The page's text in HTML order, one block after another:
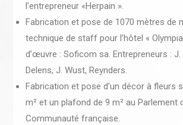
l’entrepreneur «Herpain ».
Fabrication et pose de 1070 mètres de
technique de staff pour l’hôtel «
d’œuvre : Soficom sa. Entrepreneurs : J.
Delens, J. Wust, Reynders.
Fabrication et pose d’un décor à fleurs
m² et un plafond de 9 m² au Parlement
Communauté française.